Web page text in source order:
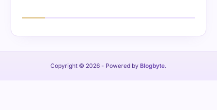
Copyright © 2026 - Powered by Blogbyte.